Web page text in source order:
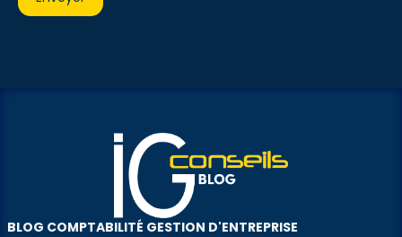
BLOG COMPTABILITÉ GESTION D'ENTREPRISE